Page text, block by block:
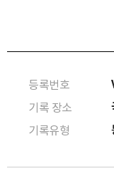
등록번호
기록 장소
기록유형